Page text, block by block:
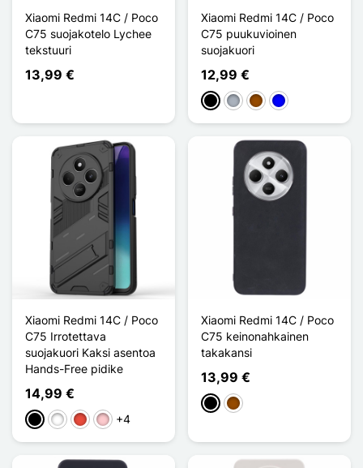
Xiaomi Redmi 14C / Poco
C75 suojakotelo Lychee
tekstuuri
13,99 €
Xiaomi Redmi 14C / Poco
C75 puukuvioinen
suojakuori
12,99 €
MustaHarmaaRuskeaSininen
Xiaomi Redmi 14C / Poco
C75 Irrotettava
suojakuori Kaksi asentoa
Hands-Free pidike
14,99 €
MustaValkoinen
Punainen
Pinkki
+4
Xiaomi Redmi 14C / Poco
C75 keinonahkainen
takakansi
13,99 €
MustaRuskea